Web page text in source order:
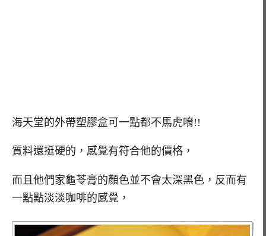
海天堂的外帶塑膠盒可一點都不馬虎唷!!
質料還挺硬的，感覺有符合他的價格，
而且他們家龜苓膏的顏色並不會太深黑色，反而有
一點點淡淡咖啡的感覺，